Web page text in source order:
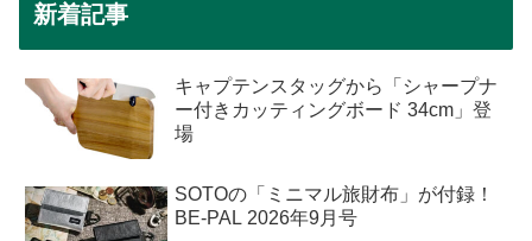
新着記事
キャプテンスタッグから「シャープナ
ー付きカッティングボード 34cm」登
場
SOTOの「ミニマル旅財布」が付録！
BE-PAL 2026年9月号